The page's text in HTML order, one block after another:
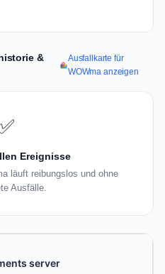
&
Ausfallkarte für
WOWma anzeigen
Ereignisse
läuft reibungslos und ohne
Ausfälle.
server